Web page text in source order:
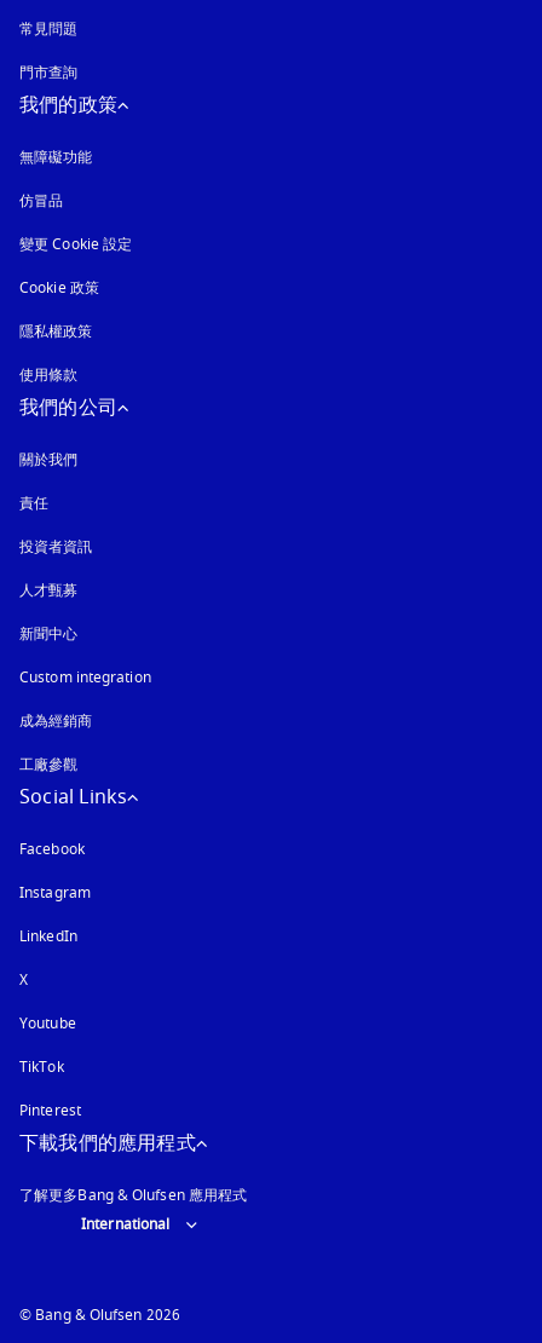
常見問題
門市查詢
我們的政策
無障礙功能
仿冒品
變更 Cookie 設定
Cookie 政策以新標籤頁開啟
隱私權政策
使用條款
我們的公司
關於我們
責任
投資者資訊
人才甄募
新聞中心
Custom integration
成為經銷商
工廠參觀
Social Links
Facebook
Instagram以新標籤頁開啟
LinkedIn
X
Youtube以新標籤頁開啟
TikTok
Pinterest
下載我們的應用程式
了解更多Bang & Olufsen 應用程式
Select country and language
International
© Bang & Olufsen 2026